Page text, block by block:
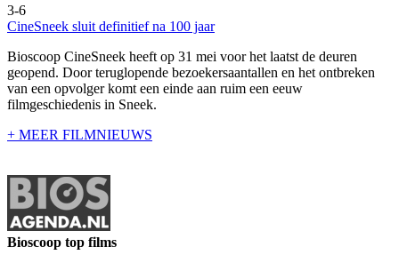
3-6
CineSneek sluit definitief na 100 jaar
Bioscoop CineSneek heeft op 31 mei voor het laatst de deuren
geopend. Door teruglopende bezoekersaantallen en het ontbreken
van een opvolger komt een einde aan ruim een eeuw
filmgeschiedenis in Sneek.
+ MEER FILMNIEUWS
Bioscoop top films